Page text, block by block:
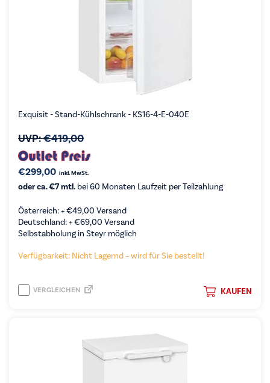
Exquisit - Stand-Kühlschrank - KS16-4-E-040E
UVP:€419,00
€299,00 inkl. MwSt.
oder ca. €7 mtl. bei 60 Monaten Laufzeit per Teilzahlung
Österreich: +€49,00 Versand
Deutschland: +€69,00 Versand
Selbstabholung in Steyr möglich
Verfügbarkeit: Nicht Lagernd – wird für Sie bestellt!
KAUFEN
VERGLEICHEN